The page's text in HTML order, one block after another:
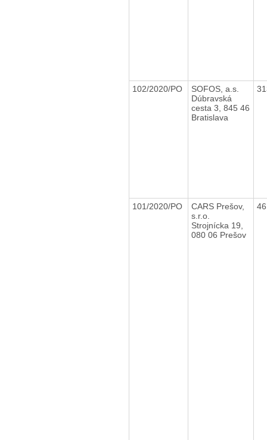
102/2020/PO
SOFOS, a.s.
Dúbravská
cesta 3, 845 46
Bratislava
101/2020/PO
CARS Prešov,
s.r.o.
Strojnícka 19,
080 06 Prešov